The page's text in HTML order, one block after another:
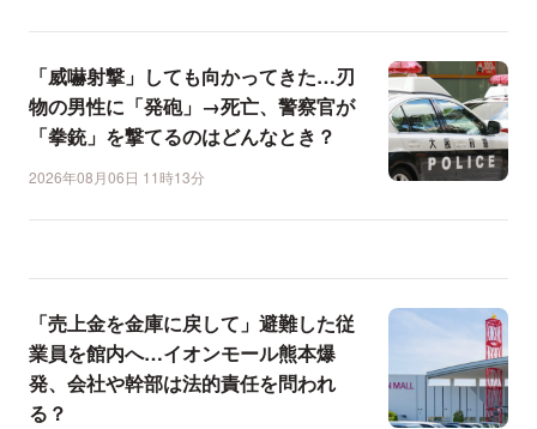
「威嚇射撃」しても向かってきた…刃
物の男性に「発砲」→死亡、警察官が
「拳銃」を撃てるのはどんなとき？
2026年08月06日 11時13分
「売上金を金庫に戻して」避難した従
業員を館内へ…イオンモール熊本爆
発、会社や幹部は法的責任を問われ
る？